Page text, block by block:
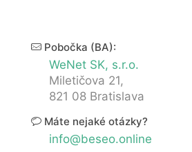
Pobočka (BA):
WeNet SK, s.r.o.
Miletičova 21,
821 08 Bratislava
Máte nejaké otázky?
info@beseo.online